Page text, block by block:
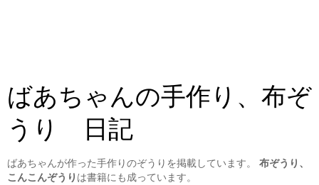
ばあちゃんの手作り、布ぞ
うり 日記
ばあちゃんが作った手作りのぞうりを掲載しています。 布ぞうり、
こんこんぞうり は書籍にも成っています。